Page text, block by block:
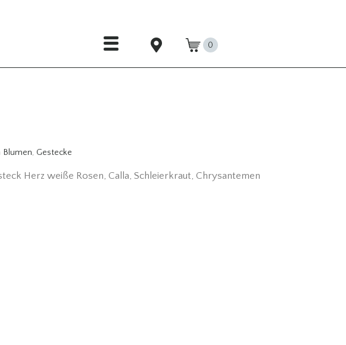
0
Blumen, Gestecke
Herz weiße Rosen, Calla, Schleierkraut, Chrysantemen